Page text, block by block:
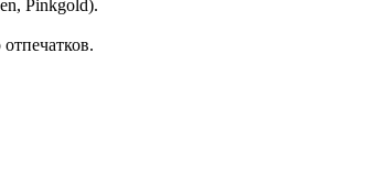
Pinkgold).